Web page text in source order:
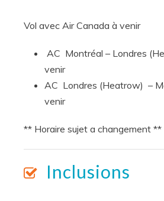
Vol avec Air Canada à venir
AC Montréal – Londres
venir
AC Londres (Heatrow) –
venir
** Horaire sujet a changement **
Inclusions